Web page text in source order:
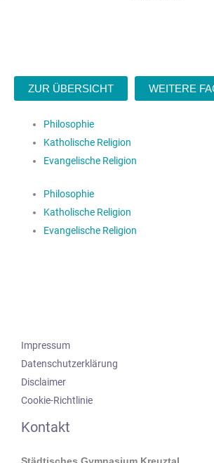
ZUR ÜBERSICHT WEITERE
Philosophie
Katholische Religion
Evangelische Religion
Philosophie
Katholische Religion
Evangelische Religion
Impressum
Datenschutzerklärung
Disclaimer
Cookie-Richtlinie
Kontakt
Städtisches Gymnasium Kreuztal